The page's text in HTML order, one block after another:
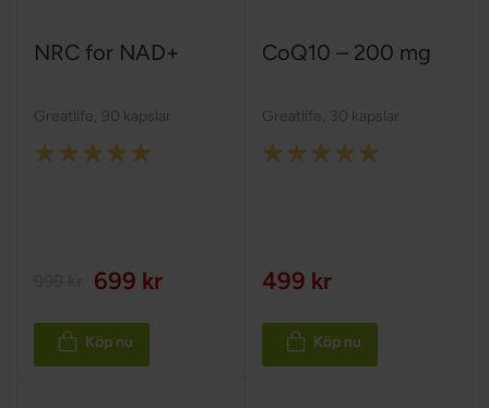
NRC for NAD+
Greatlife 90 kapslar
Rating:
699 kr
Köp nu
CoQ10 – 200 mg
Greatlife 30 kapslar
Rating:
499 kr
Köp nu